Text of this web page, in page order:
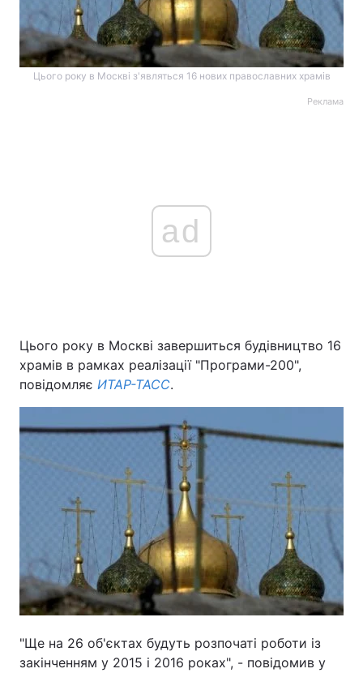
Цього року в Москві з'являться 16 нових православних храмів
Реклама
ad
Цього року в Москві завершиться будівництво 16
храмів в рамках реалізації "Програми-200",
повідомляє ИТАР-ТАСС.
"Ще на 26 об'єктах будуть розпочаті роботи із
закінченням у 2015 і 2016 роках", - повідомив у